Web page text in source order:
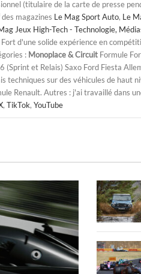
(titulaire de la carte de presse
magazines Le Mag Sport Auto, Le
Jeux High-Tech - Technologie,
Fort d'une solide expérience en
: Monoplace & Circuit Formule
(Sprint et Relais) Saxo Ford Fiesta
techniques sur des véhicules de haut
Renault. Autres : j'ai travaillé dans
, TikTok, YouTube